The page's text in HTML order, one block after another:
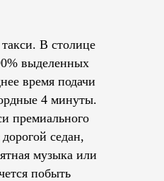
В столице
выделенных
время подачи
4 минуты.
премиального
седан,
музыка или
побыть